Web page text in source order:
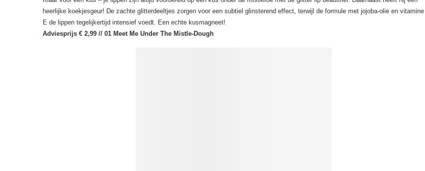
heerlijke koekjesgeur! De zachte glitterdeeltjes zorgen voor een subtiel glinsterend effect, terwijl de formule met jojoba-olie en vitamine
E de lippen tegelijkertijd intensief voedt. Een echte kusmagneet!
Adviesprijs € 2,99 // 01 Meet Me Under The Mistle-Dough